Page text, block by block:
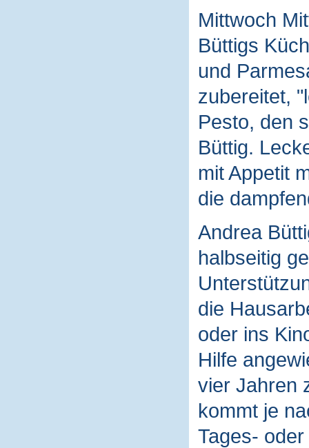
Mittwoch
Büttigs
und
zubereitet,
Pesto, den
Büttig.
mit Appetit
die
Andrea
halbseitig
die
oder ins
Hilfe
vier Jahren
kommt je
Tages-